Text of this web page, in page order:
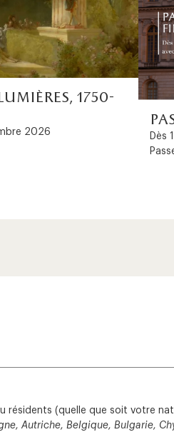
1750-
2026
Dès
(quelle que soit votre
Autriche, Belgique, Bulgarie,